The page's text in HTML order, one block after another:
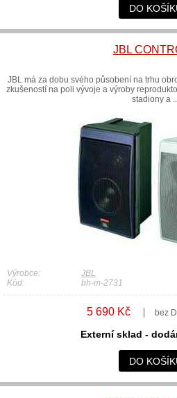
DO
JBL
JBL má za dobu svého působení na trhu
zkušeností na poli vývoje a výroby
stadiony a
Výrobce:
JBL
Kód:
bh-m-2731
5 690 Kč bez
Externí sklad -
DO